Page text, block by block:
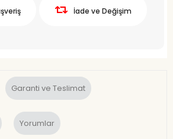
İade ve Değişim
Garanti ve Teslimat
Yorumlar